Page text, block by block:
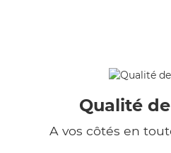
Qualité
A vos côtés en